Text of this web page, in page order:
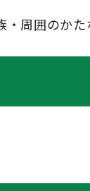
周囲のかた